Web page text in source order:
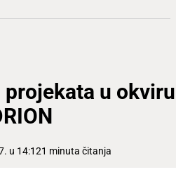
projekata u
u 14:121 minuta čitanja